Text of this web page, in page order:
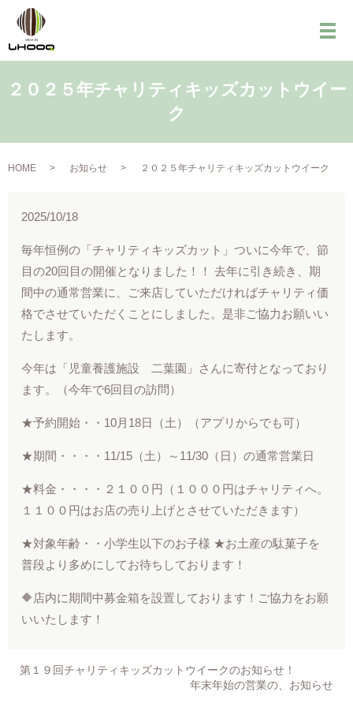
メ
２０２５年チャリティキッズカットウイー
ク
HOME お知らせ ２０２５年チャリティキッズカットウイーク
2025/10/18
毎年恒例の「チャリティキッズカット」ついに今年で、節
目の20回目の開催となりました！！ 去年に引き続き、期
間中の通常営業に、ご来店していただければチャリティ価
格でさせていただくことにしました。是非ご協力お願いい
たします。
今年は「児童養護施設 二葉園」さんに寄付となっており
ます。（今年で6回目の訪問）
★予約開始・・10月18日（土）（アプリからでも可）
★期間・・・・11/15（土）～11/30（日）の通常営業日
★料金・・・・２１００円（１０００円はチャリティへ。
１１００円はお店の売り上げとさせていただきます）
★対象年齢・・小学生以下のお子様 ★お土産の駄菓子を
普段より多めにしてお待ちしております！
🔶店内に期間中募金箱を設置しております！ご協力をお願
いいたします！
第１９回チャリティキッズカットウイークのお知らせ！
年末年始の営業の、お知らせ